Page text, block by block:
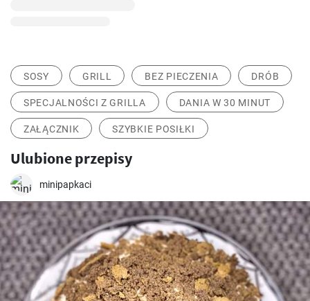
SOSY GRILL BEZ PIECZENIA DRÓB
SPECJALNOŚCI Z GRILLA DANIA W 30 MINUT
ZAŁĄCZNIK SZYBKIE POSIŁKI
Ulubione przepisy
minipapkaci